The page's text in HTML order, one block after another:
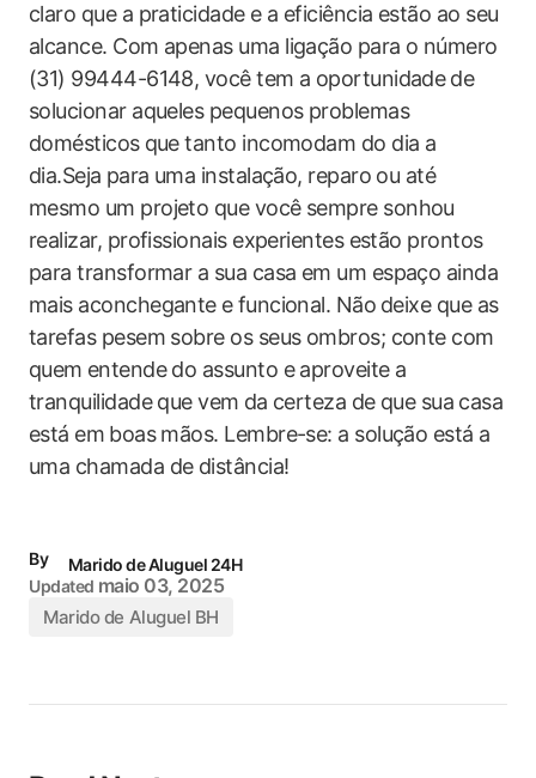
claro que a praticidade ‌e a eficiência estão ao seu
alcance. Com apenas uma ‌ligação para o número
(31) 99444-6148, você tem a oportunidade⁤ de
solucionar aqueles pequenos problemas
domésticos⁢ que tanto incomodam do dia a
dia.Seja⁣ para uma instalação, reparo ‌ou até
mesmo um projeto que você sempre sonhou
realizar, profissionais experientes estão prontos
para transformar a sua casa em um espaço ainda
mais aconchegante e⁤ funcional. Não⁤ deixe que as
tarefas ‍pesem sobre os seus ombros; conte com
quem⁣ entende do assunto e aproveite a
tranquilidade que vem⁤ da certeza de que ​sua⁤ casa
está em ⁤boas mãos. Lembre-se: a solução está a
uma chamada de distância!
By
Marido de Aluguel 24H
Updated maio 03, 2025
Marido de Aluguel BH